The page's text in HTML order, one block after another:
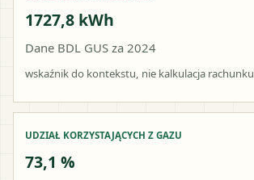
1727,8 kWh
Dane BDL GUS za 2024
wskaźnik do kontekstu, nie kalkulacja rachunku
UDZIAŁ KORZYSTAJĄCYCH Z GAZU
73,1 %